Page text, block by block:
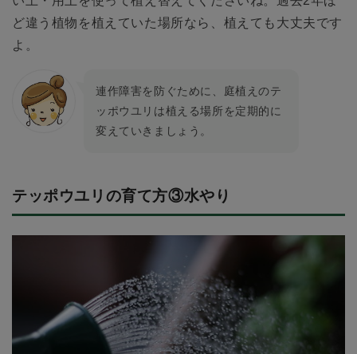
ど違う植物を植えていた場所なら、植えても大丈夫です
よ。
連作障害を防ぐために、庭植えのテ
ッポウユリは植える場所を定期的に
変えていきましょう。
テッポウユリの育て方③水やり